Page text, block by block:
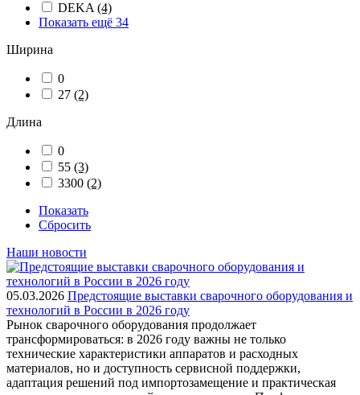
DEKA (4)
Показать ещё 34
Ширина
0
27 (2)
Длина
0
55 (3)
3300 (2)
Показать
Сбросить
Наши новости
05.03.2026 Предстоящие выставки сварочного оборудования и
технологий в России в 2026 году
Рынок сварочного оборудования продолжает
трансформироваться: в 2026 году важны не только
технические характеристики аппаратов и расходных
материалов, но и доступность сервисной поддержки,
адаптация решений под импортозамещение и практическая